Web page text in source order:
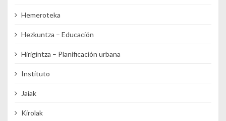
Hemeroteka
Hezkuntza – Educación
Hirigintza – Planificación urbana
Instituto
Jaiak
Kirolak